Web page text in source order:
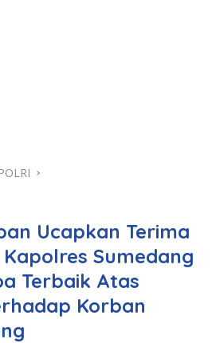
Ucapkan Terima
Sumedang
Terbaik Atas
Korban